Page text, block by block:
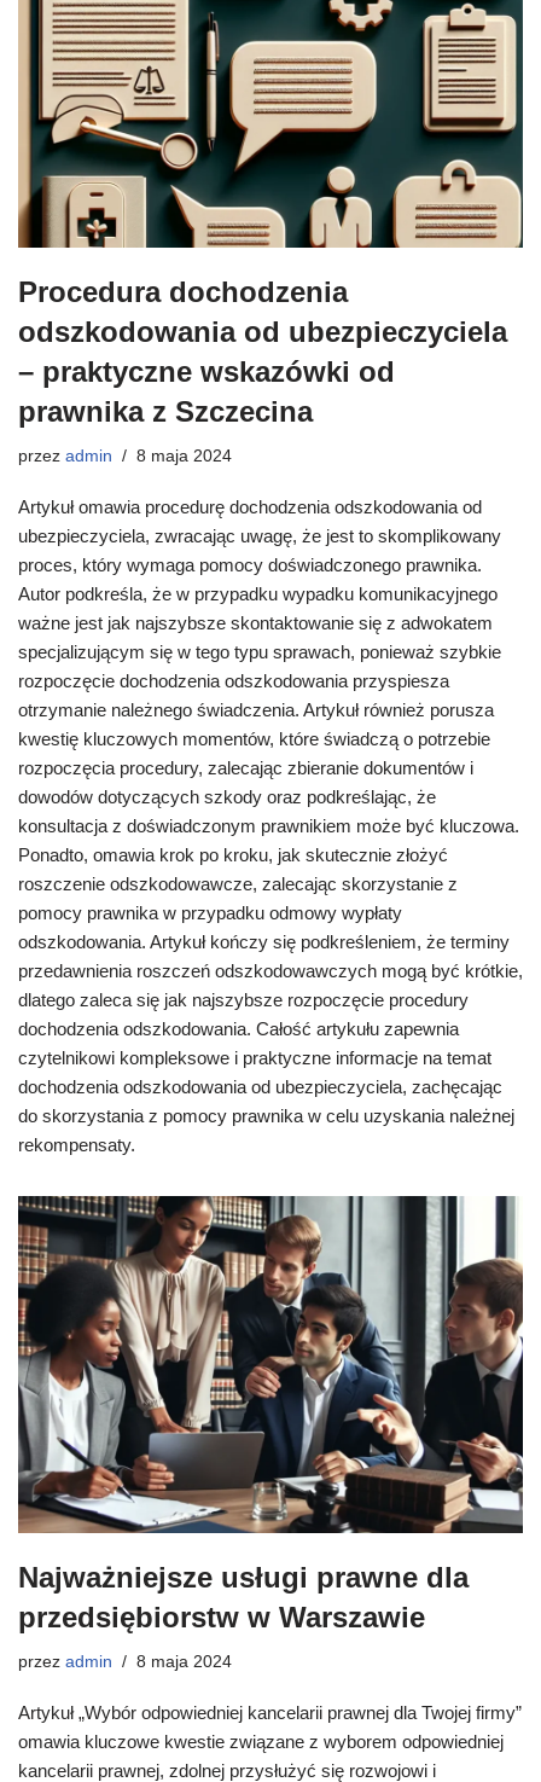
Procedura dochodzenia
odszkodowania od ubezpieczyciela
– praktyczne wskazówki od
prawnika z Szczecina
przez admin 8 maja 2024
Artykuł omawia procedurę dochodzenia odszkodowania od
ubezpieczyciela, zwracając uwagę, że jest to skomplikowany
proces, który wymaga pomocy doświadczonego prawnika.
Autor podkreśla, że w przypadku wypadku komunikacyjnego
ważne jest jak najszybsze skontaktowanie się z adwokatem
specjalizującym się w tego typu sprawach, ponieważ szybkie
rozpoczęcie dochodzenia odszkodowania przyspiesza
otrzymanie należnego świadczenia. Artykuł również porusza
kwestię kluczowych momentów, które świadczą o potrzebie
rozpoczęcia procedury, zalecając zbieranie dokumentów i
dowodów dotyczących szkody oraz podkreślając, że
konsultacja z doświadczonym prawnikiem może być kluczowa.
Ponadto, omawia krok po kroku, jak skutecznie złożyć
roszczenie odszkodowawcze, zalecając skorzystanie z
pomocy prawnika w przypadku odmowy wypłaty
odszkodowania. Artykuł kończy się podkreśleniem, że terminy
przedawnienia roszczeń odszkodowawczych mogą być krótkie,
dlatego zaleca się jak najszybsze rozpoczęcie procedury
dochodzenia odszkodowania. Całość artykułu zapewnia
czytelnikowi kompleksowe i praktyczne informacje na temat
dochodzenia odszkodowania od ubezpieczyciela, zachęcając
do skorzystania z pomocy prawnika w celu uzyskania należnej
rekompensaty.
Najważniejsze usługi prawne dla
przedsiębiorstw w Warszawie
przez admin 8 maja 2024
Artykuł „Wybór odpowiedniej kancelarii prawnej dla Twojej firmy”
omawia kluczowe kwestie związane z wyborem odpowiedniej
kancelarii prawnej, zdolnej przysłużyć się rozwojowi i